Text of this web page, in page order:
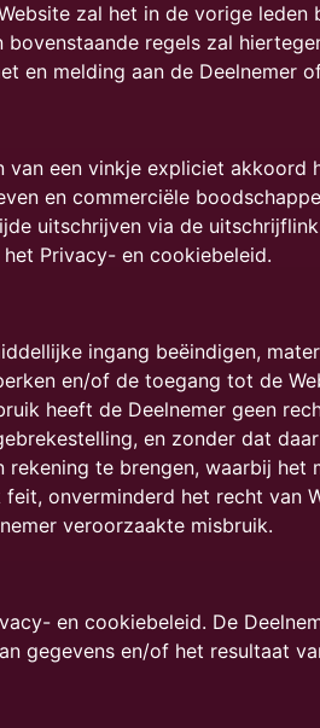
zal het in de vorige
regels zal
melding aan de Deelnemer
een vinkje expliciet
en commerciële
uitschrijven via de
Privacy- en cookiebeleid.
ingang beëindigen,
en/of de toegang tot de
heeft de Deelnemer geen
en zonder dat
te brengen, waarbij
onverminderd het recht van
veroorzaakte misbruik.
en cookiebeleid. De
gegevens en/of het resultaat